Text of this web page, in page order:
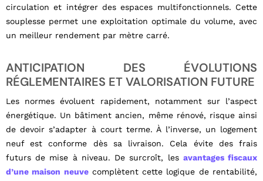
circulation et intégrer des espaces multifonctionnels. Cette
souplesse permet une exploitation optimale du volume, avec
un meilleur rendement par mètre carré.
ANTICIPATION DES ÉVOLUTIONS
RÉGLEMENTAIRES ET VALORISATION FUTURE
Les normes évoluent rapidement, notamment sur l’aspect
énergétique. Un bâtiment ancien, même rénové, risque ainsi
de devoir s’adapter à court terme. À l’inverse, un logement
neuf est conforme dès sa livraison. Cela évite des frais
futurs de mise à niveau. De surcroît, les avantages fiscaux
d’une maison neuvecomplètent cette logique de rentabilité,